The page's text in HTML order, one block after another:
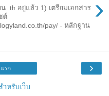
›
.th อยู่แล้ว 1) เตรียมเอกสาร
ต์
pay/ - หลักฐาน
›
รก
ำหรับเว็บ